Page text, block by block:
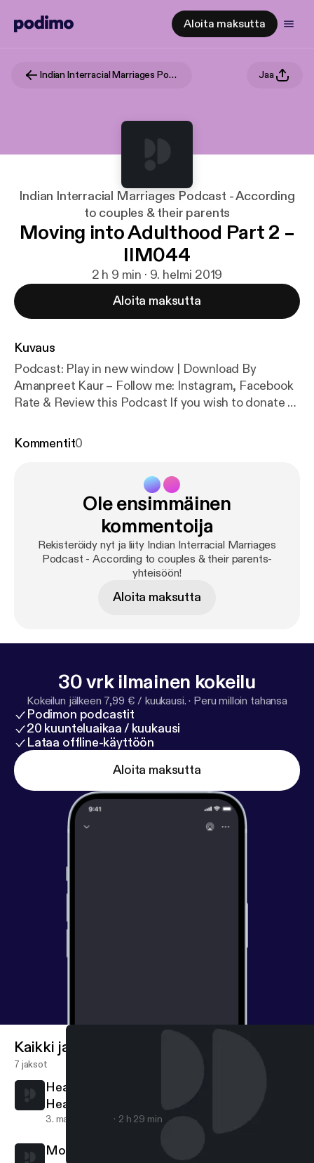
Aloita maksutta
Indian Interracial Marriages Podcast - According to couples & their parents Jaa
Indian Interracial Marriages Podcast - According
to couples & their parents
Moving into Adulthood Part 2 –
IIM044
2 h 9 min · 9. helmi 2019
Aloita maksutta
Kuvaus
Podcast: Play in new window | Download By
Amanpreet Kaur – Follow me: Instagram, Facebook
Rate & Review this Podcast If you wish to donate to
Part 2 of this episode of Indian Interracial Marriages
Kommentit0
Ole ensimmäinen
kommentoija
Rekisteröidy nyt ja liity Indian Interracial Marriages
Podcast - According to couples & their parents-
yhteisöön!
Aloita maksutta
30 vrk ilmainen kokeilu
Kokeilun jälkeen 7,99 € / kuukausi. · Peru milloin tahansa
Podimon podcastit
20 kuunteluaikaa / kuukausi
Lataa offline-käyttöön
Aloita maksutta
Kaikki jaksot
7 jaksot
Healing is a process - finding love and faith
Healing is a process – finding love and faith
3. marras 2020 2 h 29 min
Moving into Adulthood Part 2 – IIM044